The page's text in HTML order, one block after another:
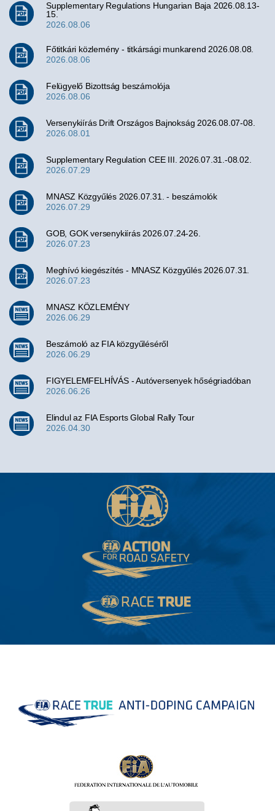
Supplementary Regulations Hungarian Baja 2026.08.13-
15.
2026.08.06
Főtitkári közlemény - titkársági munkarend 2026.08.08.
2026.08.06
Felügyelő Bizottság beszámolója
2026.08.06
Versenykiírás Drift Országos Bajnokság 2026.08.07-08.
2026.08.01
Supplementary Regulation CEE III. 2026.07.31.-08.02.
2026.07.29
MNASZ Közgyűlés 2026.07.31. - beszámolók
2026.07.29
GOB, GOK versenykiírás 2026.07.24-26.
2026.07.23
Meghívó kiegészítés - MNASZ Közgyűlés 2026.07.31.
2026.07.23
MNASZ KÖZLEMÉNY
2026.06.29
Beszámoló az FIA közgyűléséről
2026.06.29
FIGYELEMFELHÍVÁS - Autóversenyek hőségriadóban
2026.06.26
Elindul az FIA Esports Global Rally Tour
2026.04.30